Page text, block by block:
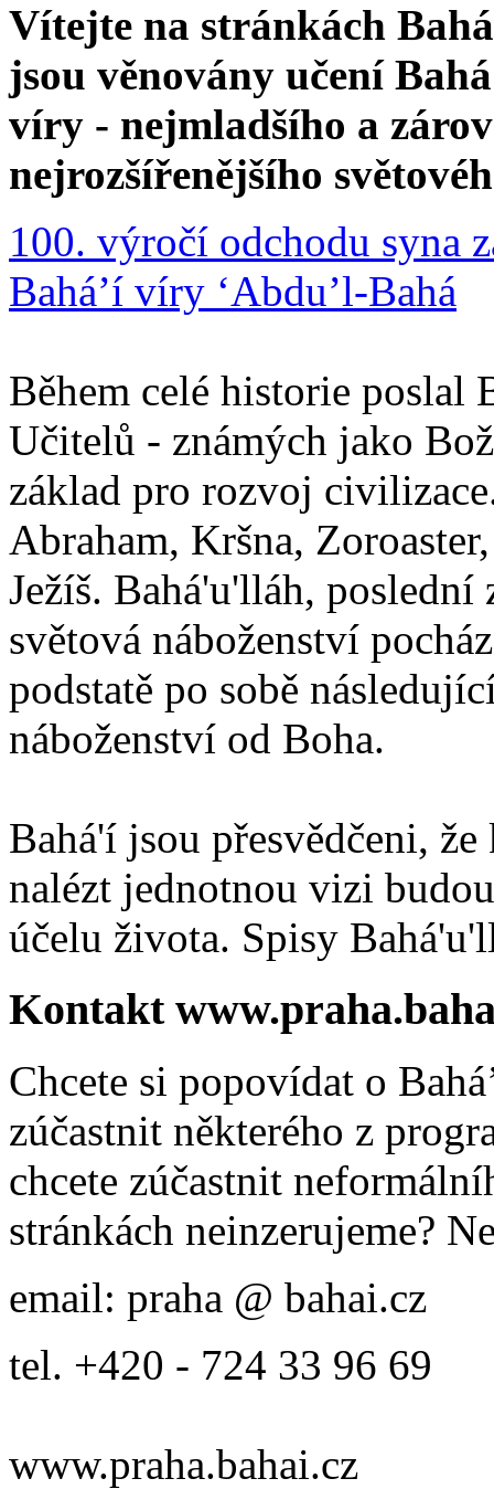
Vítejte na stránkách
jsou věnovány učení
víry - nejmladšího a
nejrozšířenějšího
100. výročí odchodu syna
Bahá’í víry ‘Abdu’l-Bahá
Během celé historie poslal
Učitelů - známých jako
základ pro rozvoj
Abraham, Kršna,
Ježíš. Bahá'u'lláh,
světová náboženství
podstatě po sobě
náboženství od Boha.
Bahá'í jsou přesvědčeni,
nalézt jednotnou vizi
účelu života. Spisy
Kontakt
Chcete si popovídat o
zúčastnit některého z
chcete zúčastnit
stránkách neinzerujeme?
email: praha @ bahai.cz
tel. +420 - 724 33 96 69
www.praha.bahai.cz